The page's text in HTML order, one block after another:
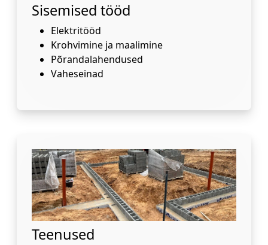
Sisemised tööd
Elektritööd
Krohvimine ja maalimine
Põrandalahendused
Vaheseinad
Teenused